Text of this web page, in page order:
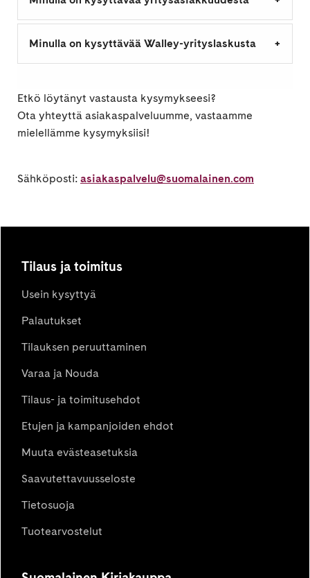
Minulla on kysyttävää Walley-yrityslaskusta
Etkö löytänyt vastausta kysymykseesi?
Ota yhteyttä asiakaspalveluumme, vastaamme
mielellämme kysymyksiisi!
Sähköposti: asiakaspalvelu@suomalainen.com
Tilaus ja toimitus
Usein kysyttyä
Palautukset
Tilauksen peruuttaminen
Varaa ja Nouda
Tilaus- ja toimitusehdot
Etujen ja kampanjoiden ehdot
Muuta evästeasetuksia
Saavutettavuusseloste
Tietosuoja
Tuotearvostelut